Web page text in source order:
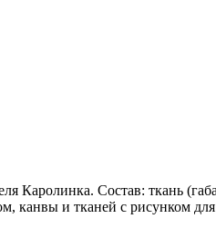
Каролинка. Состав: ткань
канвы и тканей с рисунком